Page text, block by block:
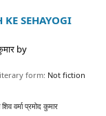
SEHAYOGI
by
form: Not fiction
वर्मा प्रमोद कुमार